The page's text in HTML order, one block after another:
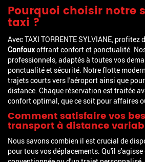
Pourquoi choisir notre
taxi ?
Avec TAXI TORRENTE SYLVIANE, profitez
Confouxoffrant confort et ponctualité.
professionnels, adaptés à toutes vos
ponctualité et sécurité. Notre flotte
trajets courts vers l'aéroport ainsi que
distance. Chaque réservation est traitée
confort optimal, que ce soit pour affaires
Comment satisfaire vos
transport à distance
Nous savons combien il est crucial de
pour tous vos déplacements. Qu'il